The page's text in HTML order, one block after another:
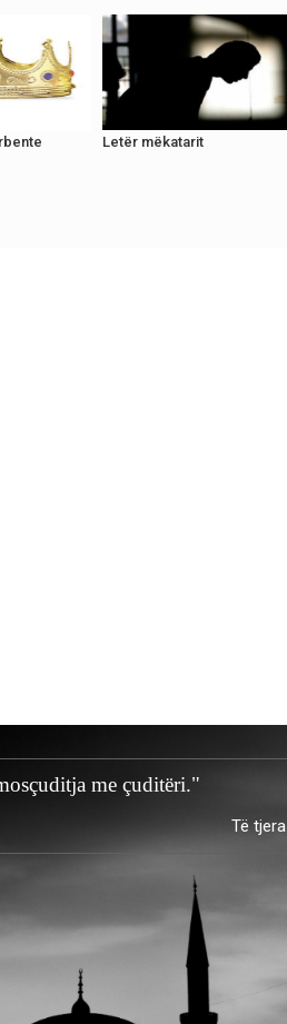
Letër mëkatarit
me çuditëri."
Të tjera